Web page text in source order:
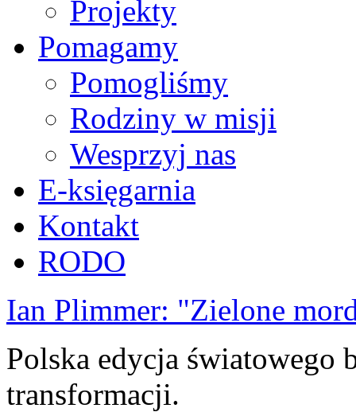
Projekty
Pomagamy
Pomogliśmy
Rodziny w misji
Wesprzyj nas
E-księgarnia
Kontakt
RODO
Ian Plimmer: "Zielone
Polska edycja światowego
transformacji.